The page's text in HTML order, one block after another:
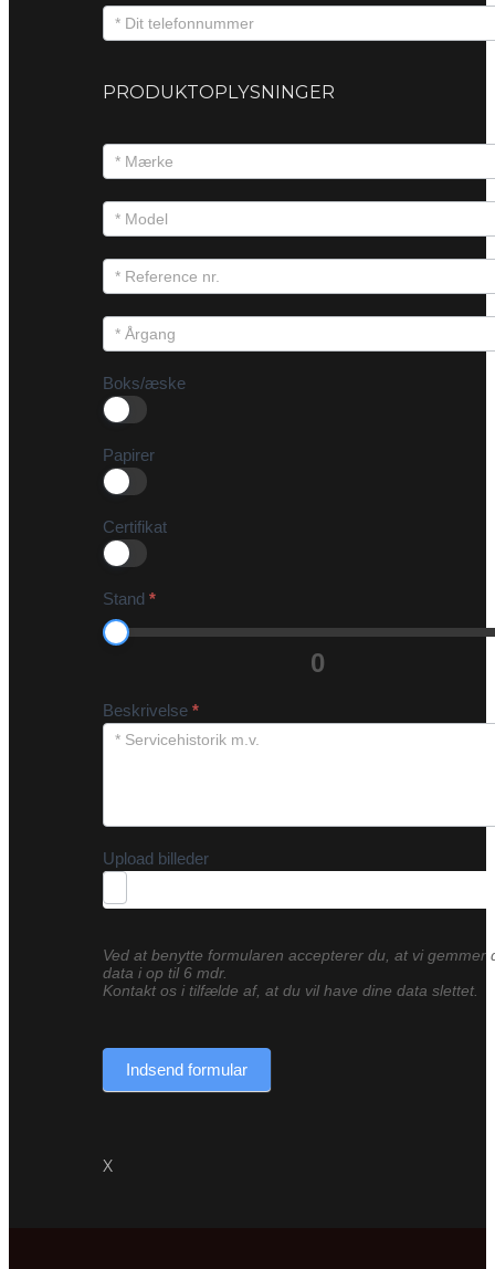
PRODUKTOPLYSNINGER
Boks/æske
Papirer
Certifikat
Stand *
0
Beskrivelse *
Upload billeder
Ved at benytte formularen accepterer du, at vi gemmer
data i op til 6 mdr.
Kontakt os i tilfælde af, at du vil have dine data slettet.
Indsend formular
X